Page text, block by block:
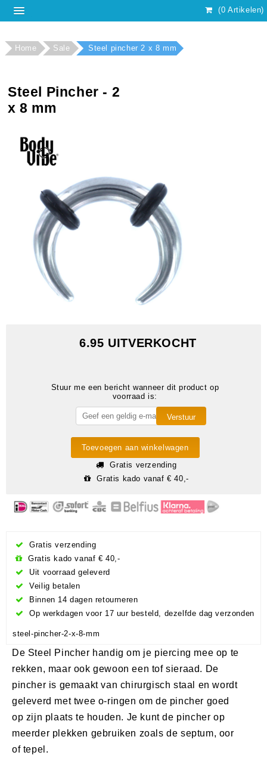
(0 Artikelen)
Home Sale Steel pincher 2 x 8 mm
Steel Pincher - 2
x 8 mm
6.95 UITVERKOCHT
Stuur me een bericht wanneer dit product op
voorraad is:
Toevoegen aan winkelwagen
Gratis verzending
Gratis kado vanaf € 40,-
Gratis verzending
Gratis kado vanaf € 40,-
Uit voorraad geleverd
Veilig betalen
Binnen 14 dagen retourneren
Op werkdagen voor 17 uur besteld, dezelfde dag verzonden
steel-pincher-2-x-8-mm
De Steel Pincher handig om je piercing mee op te
rekken, maar ook gewoon een tof sieraad. De
pincher is gemaakt van chirurgisch staal en wordt
geleverd met twee o-ringen om de pincher goed
op zijn plaats te houden. Je kunt de pincher op
meerder plekken gebruiken zoals de septum, oor
of tepel.